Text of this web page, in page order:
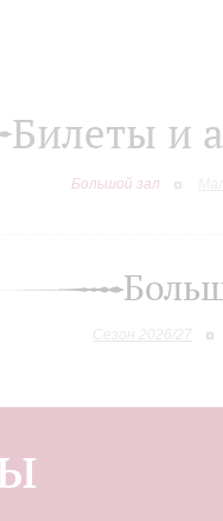
Билеты и
Большой зал
Сезон 2026/27